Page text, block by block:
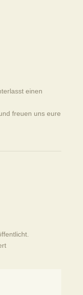
einen
freuen uns eure